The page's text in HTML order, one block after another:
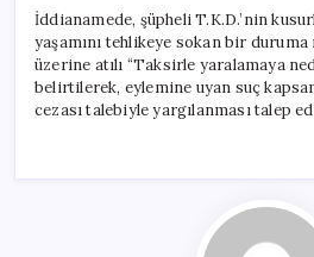
İddianamede, şüpheli T.K.D.’nin
yaşamını tehlikeye sokan bir
üzerine atılı “Taksirle yaralamaya
belirtilerek, eylemine uyan suç
cezası talebiyle yargılanması talep